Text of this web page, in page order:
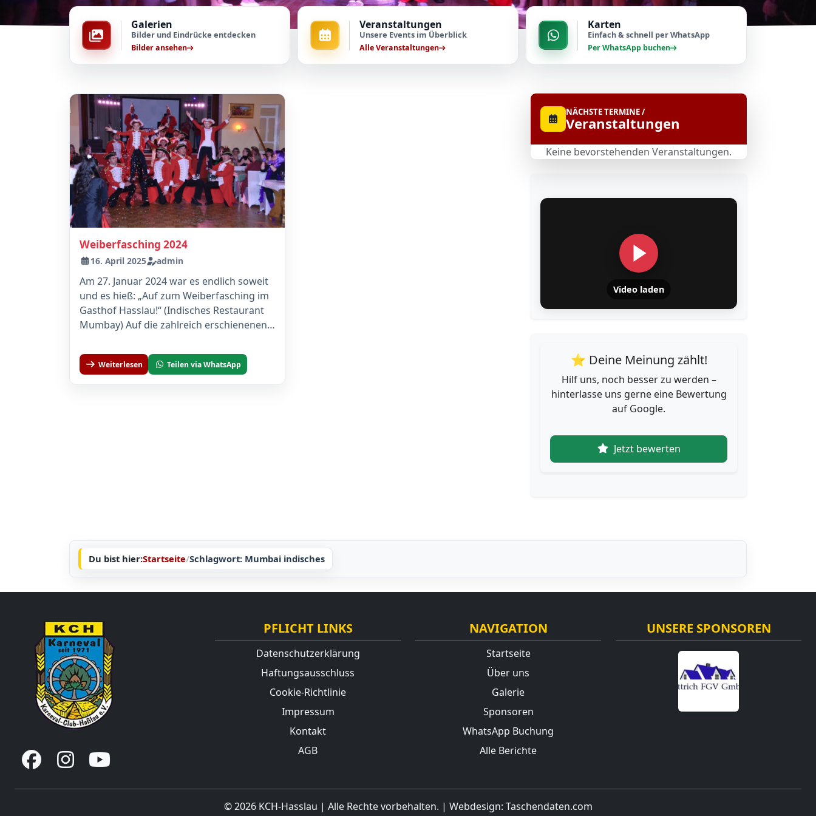
Galerien
Bilder und Eindrücke entdecken
Bilder ansehen
Veranstaltungen
Unsere Events im Überblick
Alle Veranstaltungen
Karten
Einfach & schnell per WhatsApp
Per WhatsApp buchen
Weiberfasching 2024
16. April 2025 admin
Am 27. Januar 2024 war es endlich soweit
und es hieß: „Auf zum Weiberfasching im
Gasthof Hasslau!“ (Indisches Restaurant
Mumbay) Auf die zahlreich erschienenen
Weiterlesen Teilen via WhatsApp
NÄCHSTE TERMINE /
Veranstaltungen
Keine bevorstehenden Veranstaltungen.
Video laden
⭐ Deine Meinung zählt!
Hilf uns, noch besser zu werden –
hinterlasse uns gerne eine Bewertung
auf Google.
Jetzt bewerten
Du bist hier:Startseite/Schlagwort: Mumbai indisches
PFLICHT LINKS
Datenschutzerklärung
Haftungsausschluss
Cookie-Richtlinie
Impressum
Kontakt
AGB
NAVIGATION
Startseite
Über uns
Galerie
Sponsoren
WhatsApp Buchung
Alle Berichte
UNSERE SPONSOREN
© 2026 KCH-Hasslau | Alle Rechte vorbehalten. | Webdesign: Taschendaten.com